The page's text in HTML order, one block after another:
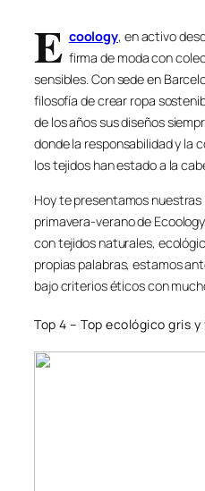
E coology, en activo
firma de moda con
sensibles. Con sede en
filosofía de crear ropa
de los años sus diseños
donde la responsabilidad y la
los tejidos han estado a la
Hoy te presentamos
primavera-verano de
con tejidos naturales,
propias palabras, estamos
bajo criterios éticos con
Top 4 – Top ecológico gris y